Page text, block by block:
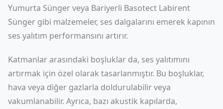
Yumurta Süngerveya Bariyerli Basotect Labirent
Sünger gibi malzemeler, ses dalgalarını emerek kapının
ses yalıtım performansını artırır.
Katmanlar arasındaki boşluklar da, ses yalıtımını
artırmak için özel olarak tasarlanmıştır. Bu boşluklar,
hava veya diğer gazlarla doldurulabilir veya
vakumlanabilir. Ayrıca, bazı akustik kapılarda,